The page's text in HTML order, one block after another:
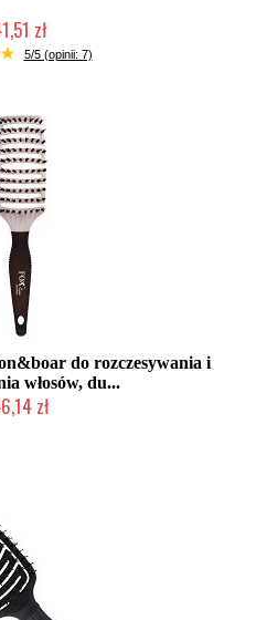
zł
wycofany
5/5 (opinii: 7)
do rozczesywania i
włosów, du...
zł